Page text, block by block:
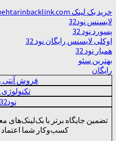
خرید بک لینک behtarinbacklink.com
لایسنس نود32
پسورد نود 32
اوکلی لایسنس رایگان نود 32
همیار نود 32
بهترین سئو
رایگان
فروش
تکنولوژی
نود32
تضمین جایگاه برتر با بک‌لینک‌های
کسب‌وکار شما